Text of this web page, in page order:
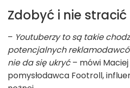
Zdobyć i nie stracić
– Youtuberzy to są takie
potencjalnych
nie da się ukryć– mówi
pomysłodawca Footroll,